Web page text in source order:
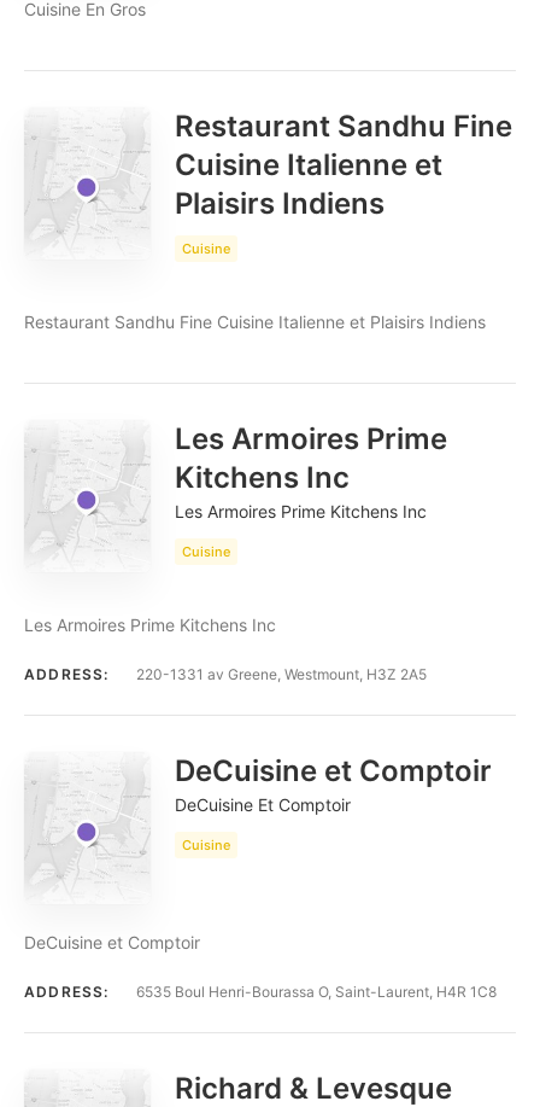
Cuisine En Gros
Restaurant Sandhu Fine
Cuisine Italienne et
Plaisirs Indiens
Cuisine
Restaurant Sandhu Fine Cuisine Italienne et Plaisirs Indiens
Les Armoires Prime
Kitchens Inc
Les Armoires Prime Kitchens Inc
Cuisine
Les Armoires Prime Kitchens Inc
ADDRESS: 220-1331 av Greene, Westmount, H3Z 2A5
DeCuisine et Comptoir
DeCuisine Et Comptoir
Cuisine
DeCuisine et Comptoir
ADDRESS: 6535 Boul Henri-Bourassa O, Saint-Laurent, H4R 1C8
Richard & Levesque